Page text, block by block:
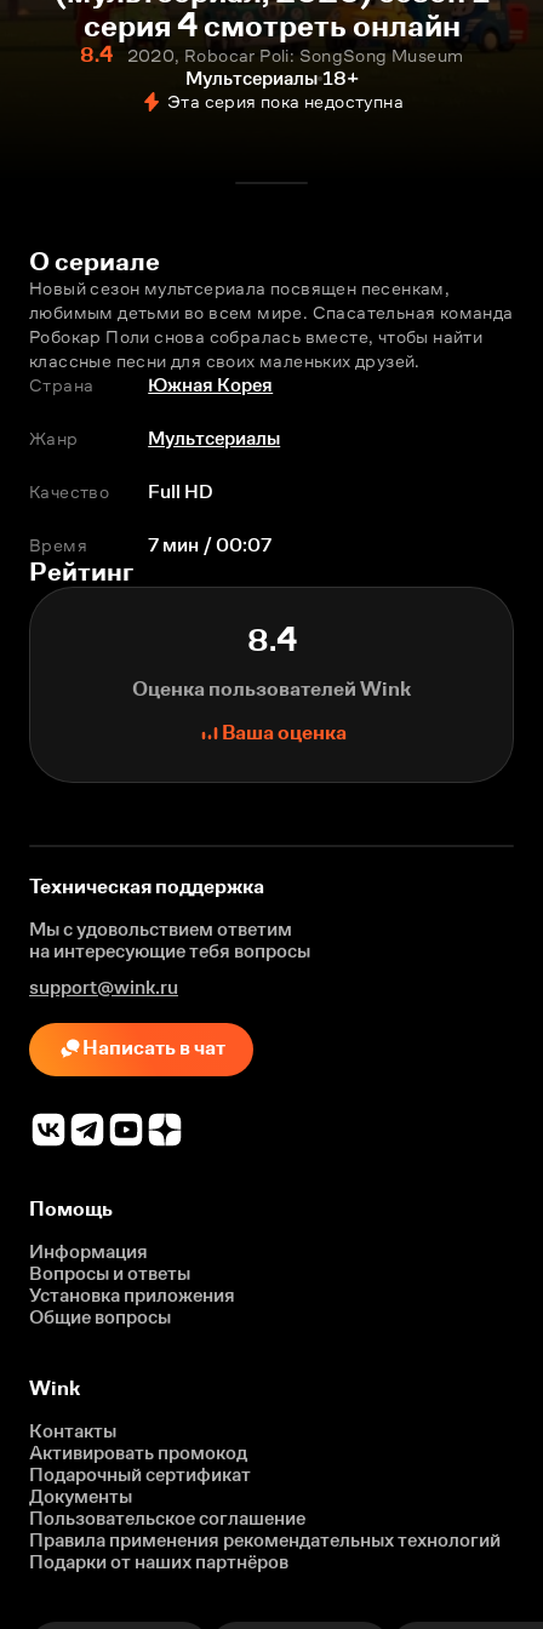
серия 4 смотреть онлайн
8.4
2020, Robocar Poli: SongSong Museum
Мультсериалы 18+
Эта серия пока недоступна
О сериале
Новый сезон мультсериала посвящен песенкам,
любимым детьми во всем мире. Спасательная команда
Робокар Поли снова собралась вместе, чтобы найти
классные песни для своих маленьких друзей.
Страна
Южная Корея
Жанр Мультсериалы
Качество Full HD
Время 7 мин / 00:07
Рейтинг
8.4
Оценка пользователей Wink
Ваша оценка
Техническая поддержка
Мы с удовольствием ответим
на интересующиетебя вопросы
support@wink.ru
Написать в чат
Помощь
Информация
Вопросы и ответы
Установка приложения
Общие вопросы
Wink
Контакты
Активировать промокод
Подарочный сертификат
Документы
Пользовательское соглашение
Правила применения рекомендательных технологий
Подарки от наших партнёров